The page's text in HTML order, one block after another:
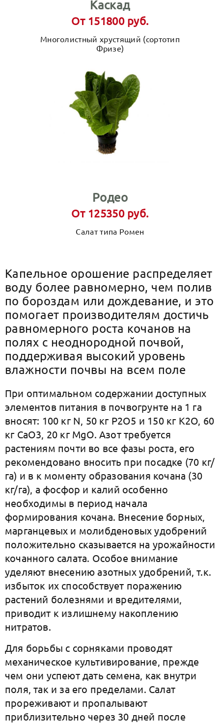
Каскад
От 151800 руб.
Многолистный хрустящий (сортотип
Фризе)
Родео
От 125350 руб.
Салат типа Ромен
Капельное орошение распределяет
воду более равномерно, чем полив
по бороздам или дождевание, и это
помогает производителям достичь
равномерного роста кочанов на
полях с неоднородной почвой,
поддерживая высокий уровень
влажности почвы на всем поле
При оптимальном содержании доступных
элементов питания в почвогрунте на 1 га
вносят: 100 кг N, 50 кг P2O5 и 150 кг K2O, 60
кг СаО3, 20 кг МgО. Азот требуется
растениям почти во все фазы роста, его
рекомендовано вносить при посадке (70 кг/
га) и в к моменту образования кочана (30
кг/га), а фосфор и калий особенно
необходимы в период начала
формирования кочана. Внесение борных,
марганцевых и молибденовых удобрений
положительно сказывается на урожайности
кочанного салата. Особое внимание
уделяют внесению азотных удобрений, т.к.
избыток их способствует поражению
растений болезнями и вредителями,
приводит к излишнему накоплению
нитратов.
Для борьбы с сорняками проводят
механическое культивирование, прежде
чем они успеют дать семена, как внутри
поля, так и за его пределами. Салат
прореживают и пропалывают
приблизительно через 30 дней после